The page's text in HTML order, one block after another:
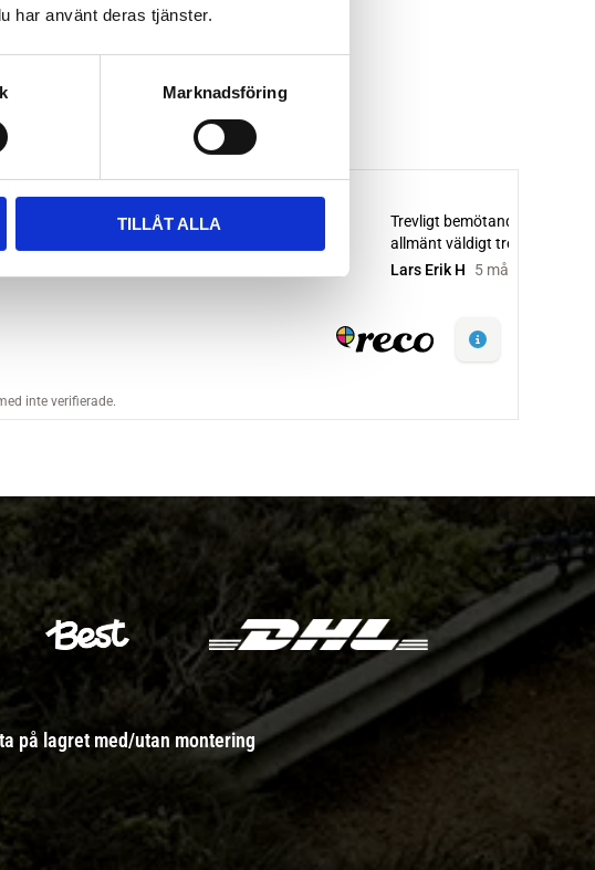
har använt deras tjänster.
Marknadsföring
TILLÅT ALLA
på lagret med/utan montering